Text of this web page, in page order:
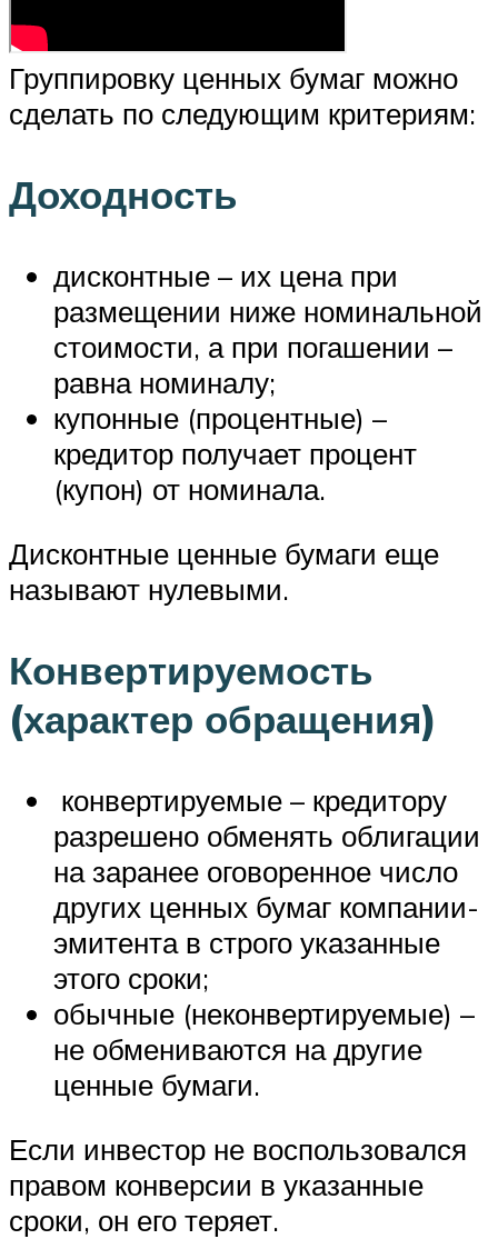
Группировку ценных бумаг можно
сделать по следующим критериям:
Доходность
дисконтные – их цена при
размещении ниже номинальной
стоимости, а при погашении –
равна номиналу;
купонные (процентные) –
кредитор получает процент
(купон) от номинала.
Дисконтные ценные бумаги еще
называют нулевыми.
Конвертируемость
(характер обращения)
конвертируемые – кредитору
разрешено обменять облигации
на заранее оговоренное число
других ценных бумаг компании-
эмитента в строго указанные
этого сроки;
обычные (неконвертируемые) –
не обмениваются на другие
ценные бумаги.
Если инвестор не воспользовался
правом конверсии в указанные
сроки, он его теряет.